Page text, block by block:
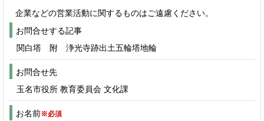
企業などの営業活動に関するものはご遠慮ください。
お問合せする記事
関白塔 附 浄光寺跡出土五輪塔地輪
お問合せ先
玉名市役所 教育委員会 文化課
お名前※必須